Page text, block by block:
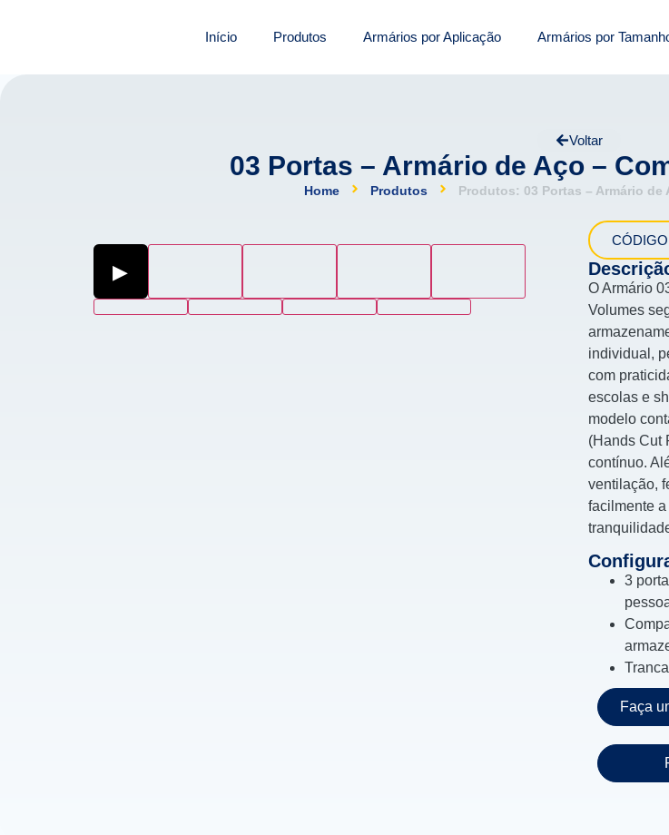
Início Produtos Armários por Aplicação Armários por
Voltar
03 Portas – Armário de Aço –
Home Produtos Produtos: 03 Portas – Armário
▶
O Armário
Volumes
individual,
com
escolas e
modelo
(Hands Cut
contínuo.
ventilação,
facilmente
3
Faça